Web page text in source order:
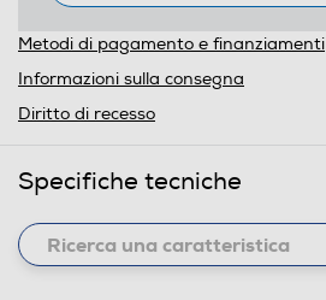
Metodi di pagamento e finanziamenti
Informazioni sulla consegna
Diritto di recesso
Specifiche tecniche